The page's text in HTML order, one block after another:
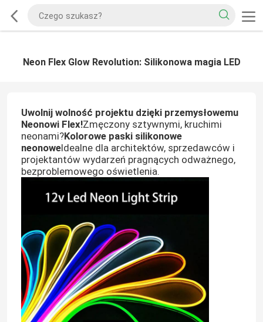
Neon Flex Glow Revolution: Silikonowa magia LED
Uwolnij wolność projektu dzięki przemysłowemu
Neonowi Flex!Zmęczony sztywnymi, kruchimi
neonami?Kolorowe paski silikonowe
neonoweIdealne dla architektów, sprzedawców i
projektantów wydarzeń pragnących odważnego,
bezproblemowego oświetlenia.